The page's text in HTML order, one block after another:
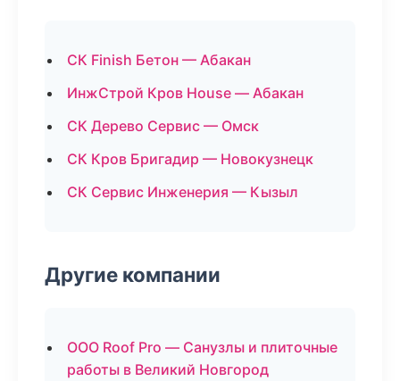
СК Finish Бетон — Абакан
ИнжСтрой Кров House — Абакан
СК Дерево Сервис — Омск
СК Кров Бригадир — Новокузнецк
СК Сервис Инженерия — Кызыл
Другие компании
ООО Roof Pro — Санузлы и плиточные
работы в Великий Новгород